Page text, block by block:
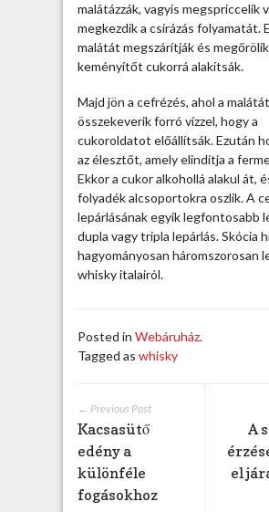
b
e
o
g
y
a
s
z
t
j
á
w
k
malátázzák, vagyis megspriccelik
megkezdik a csírázás folyamatát.
malátát megszárítják és
keményítőt cukorrá alakítsák.
Majd jön a cefrézés, ahol a malátát
összekeverik forró vízzel, hogy a
cukoroldatot előállítsák. Ezután
az élesztőt, amely elindítja a
Ekkor a cukor alkohollá alakul át,
folyadék alcsoportokra oszlik. A
lepárlásának egyik legfontosabb
dupla vagy tripla lepárlás. Skócia
hagyományosan háromszorosan
whisky italairól.
Posted in Webáruház.
Tagged as whisky
A
el
← Previous Post
Kacsasütő
edény a
különféle
fogásokhoz